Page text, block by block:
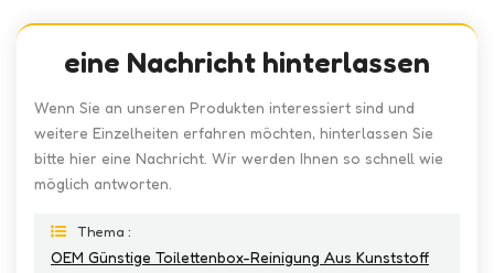
eine Nachricht hinterlassen
Wenn Sie an unseren Produkten interessiert sind und
weitere Einzelheiten erfahren möchten, hinterlassen Sie
bitte hier eine Nachricht. Wir werden Ihnen so schnell wie
möglich antworten.
Thema :
OEM Günstige Toilettenbox-Reinigung Aus Kunststoff